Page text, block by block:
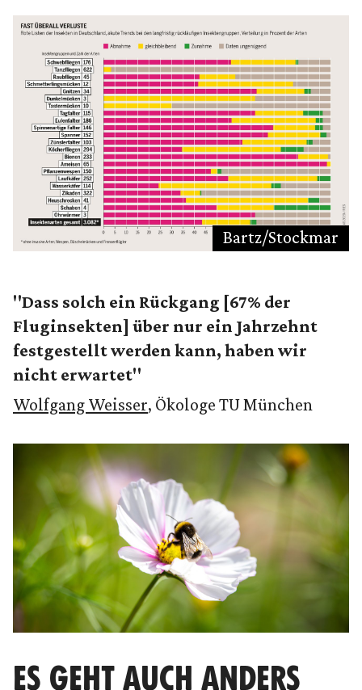
Bartz/Stockmar
"Dass solch ein Rückgang [67% der
Fluginsekten] über nur ein Jahrzehnt
festgestellt werden kann, haben wir
nicht erwartet"
Wolfgang Weisser, Ökologe TU München
ES GEHT AUCH ANDERS